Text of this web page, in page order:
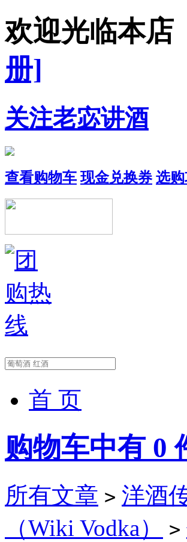
欢迎光临本
册]
关注老宓讲酒
查看购物车 现金兑换券 选
首 页
购物车中有 0
所有文章 > 洋酒
（Wiki Vodka）
>